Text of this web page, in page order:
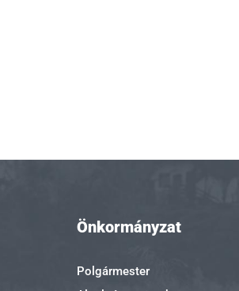
Önkormányzat
Polgármester